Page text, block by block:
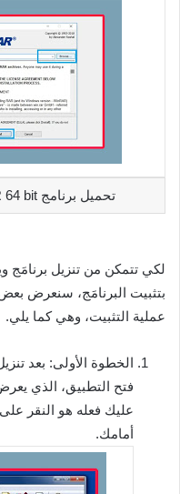
تحميل برنامج WinRAR 64 bit للكمبيوتر ويندوز 10
بتثبيت البرنامَج، سنعرض
عملية التثبيت، وهي كما يلي.
الخطوة الأولى: بعد
فتح التطبيق، الذي
أمامك.